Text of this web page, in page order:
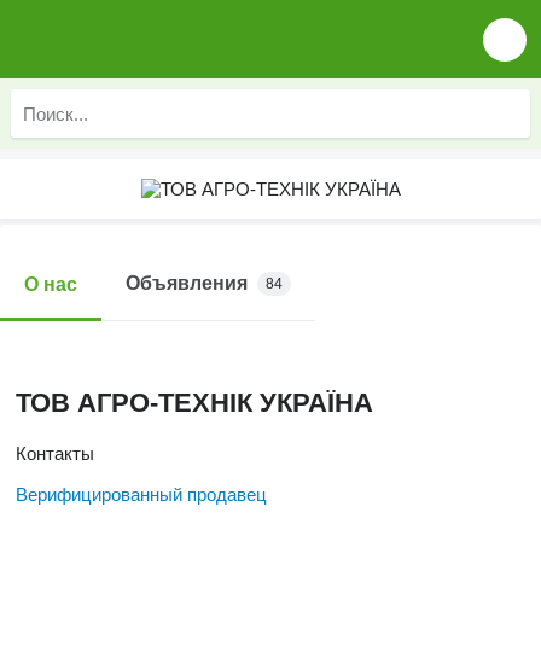
О нас Объявления 84
ТОВ АГРО-ТЕХНІК УКРАЇНА
Контакты
Верифицированный продавец